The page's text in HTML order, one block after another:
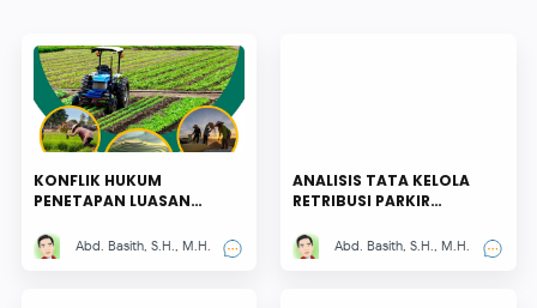
KONFLIK HUKUM
PENETAPAN LUASAN
PANGAN BERKELANJUTAN
DI KABUPATEN SIDOARJO
Abd. Basith, S.H., M.H.
ANALISIS TATA KELOLA
RETRIBUSI PARKIR
ASLI DAERAH DI
KABUPATEN SIDOARJO
Abd. Basith, S.H., M.H.